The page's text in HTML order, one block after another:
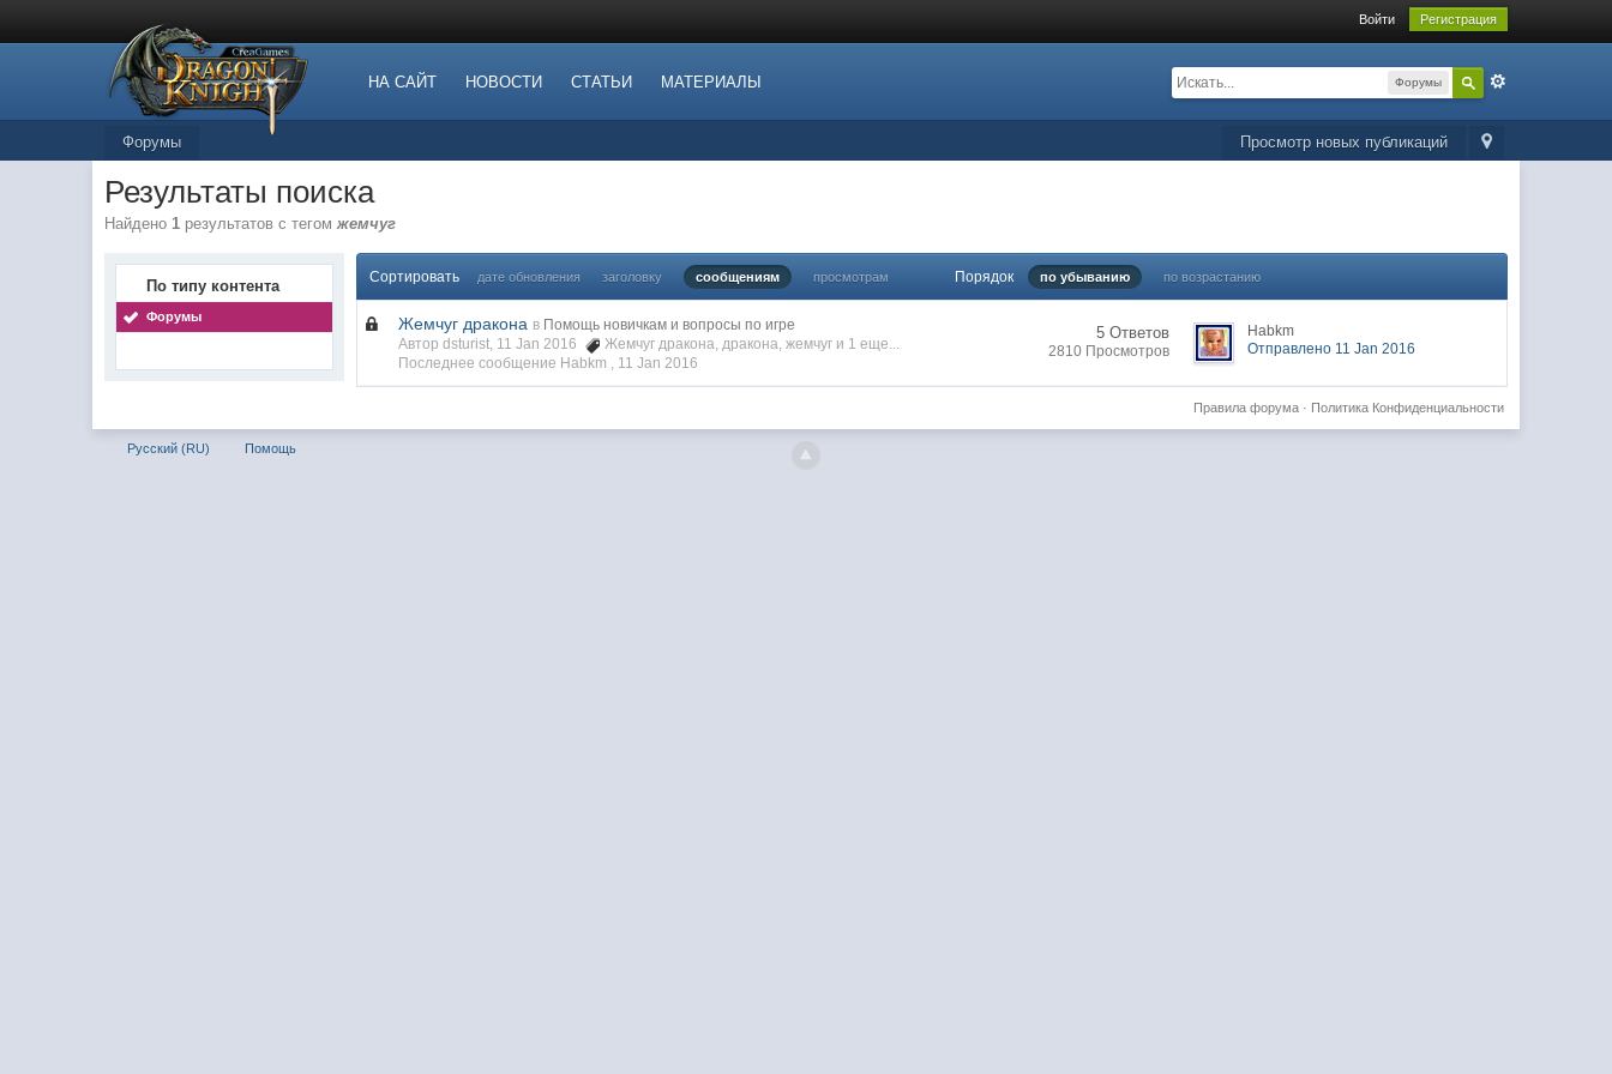
Войти Регистрация
НА САЙТ НОВОСТИ СТАТЬИ МАТЕРИАЛЫ Форумы
Просмотр новых публикаций
Форумы
Результаты поиска
Найдено1 результатов с тегомжемчуг
По типу контента
Форумы
Сортировать дате обновления заголовку сообщениям просмотрам Порядок по убыванию по возрастанию
Жемчуг дракона в Помощь новичкам и вопросы по игре
Автор dsturist, 11 Jan 2016
Жемчуг дракона,дракона,жемчуг и 1 еще...
Последнее сообщение Habkm , 11 Jan 2016
5 Ответов
2810 Просмотров
Habkm
Отправлено 11 Jan 2016
Политика Конфиденциальности
Правила форума·
Русский (RU) Помощь